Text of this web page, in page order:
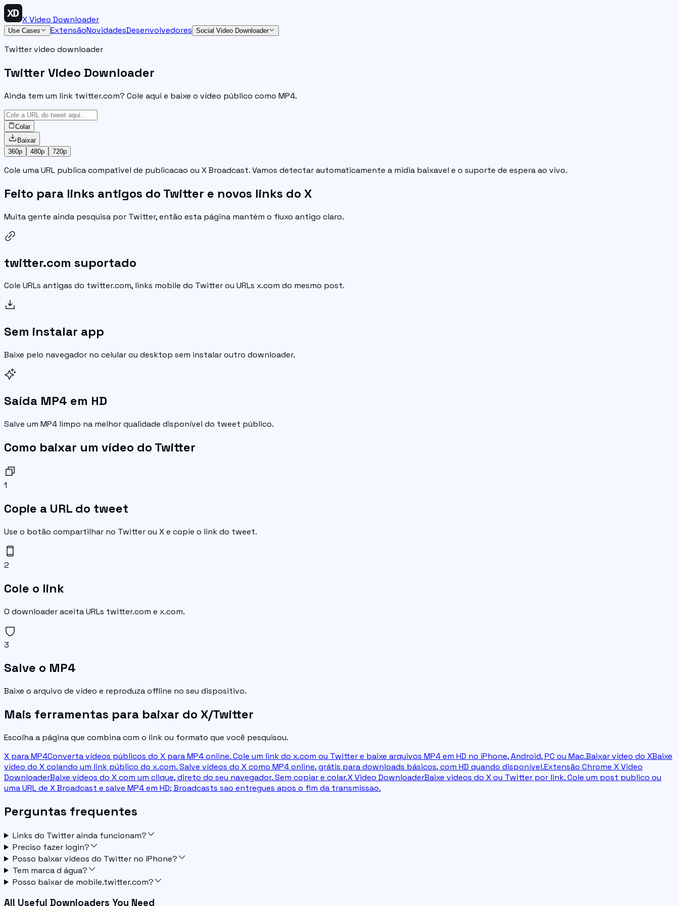
X Video Downloader
Use Cases ExtensãoNovidadesDesenvolvedores Social Video Downloader
Twitter video downloader
Twitter Video Downloader
Ainda tem um link twitter.com? Cole aqui e baixe o vídeo público como MP4.
Colar
Baixar
360p
480p 720p
Cole uma URL publica compativel de publicacao ou X Broadcast. Vamos detectar automaticamente a midia baixavel e o suporte de espera ao vivo.
Feito para links antigos do Twitter e novos links do X
Muita gente ainda pesquisa por Twitter, então esta página mantém o fluxo antigo claro.
twitter.com suportado
Cole URLs antigas do twitter.com, links mobile do Twitter ou URLs x.com do mesmo post.
Sem instalar app
Baixe pelo navegador no celular ou desktop sem instalar outro downloader.
Saída MP4 em HD
Salve um MP4 limpo na melhor qualidade disponível do tweet público.
Como baixar um vídeo do Twitter
1
Copie a URL do tweet
Use o botão compartilhar no Twitter ou X e copie o link do tweet.
2
Cole o link
O downloader aceita URLs twitter.com e x.com.
3
Salve o MP4
Baixe o arquivo de vídeo e reproduza offline no seu dispositivo.
Mais ferramentas para baixar do X/Twitter
Escolha a página que combina com o link ou formato que você pesquisou.
X para MP4Converta vídeos públicos do X para MP4 online. Cole um link do x.com ou Twitter e baixe arquivos MP4 em HD no iPhone, Android, PC ou Mac.Baixar vídeo do XBaixe
vídeo do X colando um link público do x.com. Salve vídeos do X como MP4 online, grátis para downloads básicos, com HD quando disponível.Extensão Chrome X Video
DownloaderBaixe vídeos do X com um clique, direto do seu navegador. Sem copiar e colar.X Video DownloaderBaixe videos do X ou Twitter por link. Cole um post publico ou
uma URL de X Broadcast e salve MP4 em HD; Broadcasts sao entregues apos o fim da transmissao.
Perguntas frequentes
Links do Twitter ainda funcionam?
Preciso fazer login?
Posso baixar vídeos do Twitter no iPhone?
Tem marca d água?
Posso baixar de mobile.twitter.com?
All Useful Downloaders You Need